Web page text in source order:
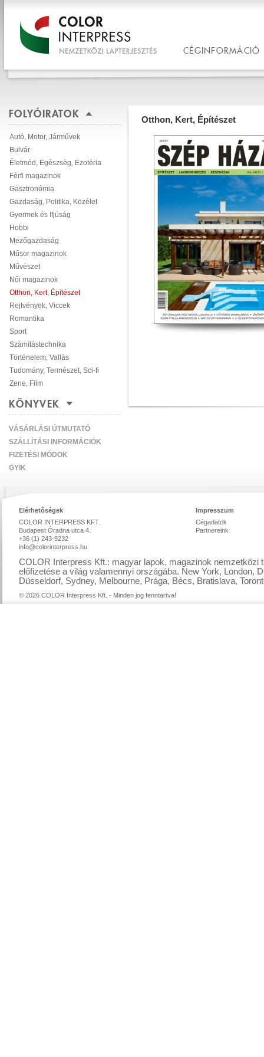
CÉGINFORMÁCIÓ
FOLYÓIRATOK
Autó, Motor, Járművek
Bulvár
Életmód, Egészség, Ezotéria
Férfi magazinok
Gasztronómia
Gazdaság, Politika, Közélet
Gyermek és Ifjúság
Hobbi
Mezőgazdaság
Műsor magazinok
Művészet
Női magazinok
Otthon, Kert, Építészet
Rejtvények, Viccek
Romantika
Sport
Számítástechnika
Történelem, Vallás
Tudomány, Természet, Sci-fi
Zene, Film
KÖNYVEK
VÁSÁRLÁSI ÚTMUTATÓ
SZÁLLÍTÁSI INFORMÁCIÓK
FIZETÉSI MÓDOK
GYIK
Otthon, Kert, Építészet
Elérhetőségek
COLOR INTERPRESS KFT.
Budapest Óradna utca 4.
+36 (1) 243-9232
info@colorinterpress.hu
Impresszum
Cégadatok
Partnereink
COLOR Interpress Kft.: magyar lapok, magazinok nemzetközi
előfizetése a világ valamennyi országába. New York, London,
Düsseldorf, Sydney, Melbourne, Prága, Bécs, Bratislava,
© 2026 COLOR Interpress Kft. - Minden jog fenntartva!